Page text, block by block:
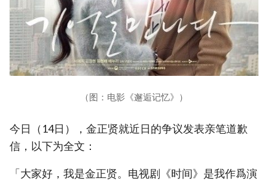
（图：电影《邂逅记忆》）
今日（14日），金正贤就近日的争议发表亲笔道歉
信，以下为全文：
「大家好，我是金正贤。电视剧《时间》是我作爲演